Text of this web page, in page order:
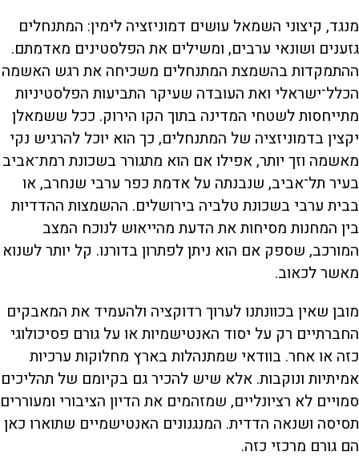
מנגד, קיצוני השמאל עושים דמוניזציה לימין: המתנחלים
גזענים ושונאי ערבים, ומשילים את הפלסטינים מאדמתם.
ההתמקדות בהשמצת המתנחלים משכיחה את רגש האשמה
הכלל־ישראלי ואת העובדה שעיקר התביעות הפלסטיניות
מתייחסות לשטחי המדינה בתוך הקו הירוק. ככל ששמאלן
יקצין בדמוניזציה של המתנחלים, כך הוא יוכל להרגיש נקי
מאשמה וזך יותר, אפילו אם הוא מתגורר בשכונת רמת־אביב
בעיר תל־אביב, שנבנתה על אדמת כפר ערבי שנחרב, או
בבית ערבי בשכונת טלביה בירושלים. ההשמצות ההדדיות
בין המחנות מסיחות את הדעת מהייאוש לנוכח המצב
המורכב, שספק אם הוא ניתן לפתרון בדורנו. קל יותר לשנוא
מאשר לכאוב.
מובן שאין בכוונתנו לערוך רדוקציה ולהעמיד את המאבקים
החברתיים רק על יסוד האנטישמיות או על גורם פסיכולוגי
כזה או אחר. בוודאי שמתנהלות בארץ מחלוקות ערכיות
אמיתיות ונוקבות. אלא שיש להכיר גם בקיומם של תהליכים
סמויים לא רציונליים, שמזהמים את הדיון הציבורי ומעוררים
תסיסה ושנאה הדדית. המנגנונים האנטישמיים שתוארו כאן
הם גורם מרכזי כזה.